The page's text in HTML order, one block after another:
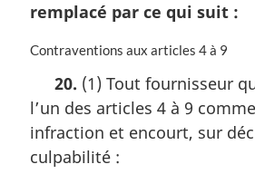
r
n
a
l
e
remplacé par ce qui suit :
N
e
m
r
Contraventions aux articles 4 à 9
20. (1) Tout fournisseur
l’un des articles 4 à 9
infraction et encourt, sur
culpabilité :